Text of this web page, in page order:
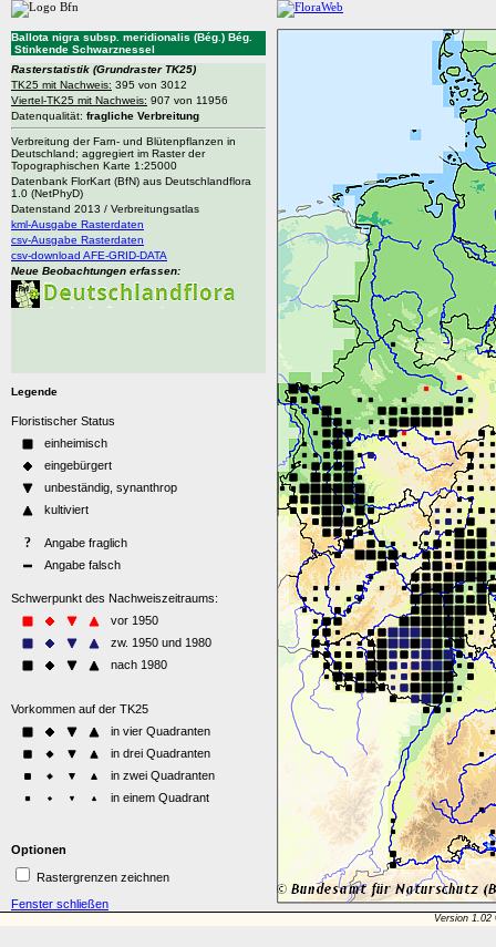
Ballota nigra subsp. meridionalis (Bég.) Bég.
Stinkende Schwarznessel
Rasterstatistik (Grundraster TK25)
TK25 mit Nachweis: 395 von 3012
Viertel-TK25 mit Nachweis: 907 von 11956
Datenqualität: fragliche Verbreitung
Verbreitung der Farn- und Blütenpflanzen in
Deutschland; aggregiert im Raster der
Topographischen Karte 1:25000
Datenbank FlorKart (BfN) aus Deutschlandflora
1.0 (NetPhyD)
Datenstand 2013 / Verbreitungsatlas
kml-Ausgabe Rasterdaten
csv-Ausgabe Rasterdaten
csv-download AFE-GRID-DATA
Neue Beobachtungen erfassen:
Legende
Optionen
Rastergrenzen zeichnen
Fenster schließen
Version